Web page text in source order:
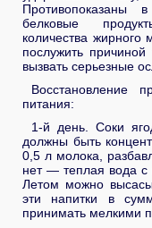
Противопоказаны
белковые
количества
послужить причиной
вызвать серьезные
Восстановление
питания:
1-й день. Соки
должны быть
0,5 л молока,
нет — теплая вода
Летом можно
эти напитки в
принимать мелкими